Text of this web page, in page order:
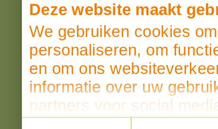
Deze website maakt
We gebruiken cookies
personaliseren, om
en om ons
informatie over uw
partners voor social